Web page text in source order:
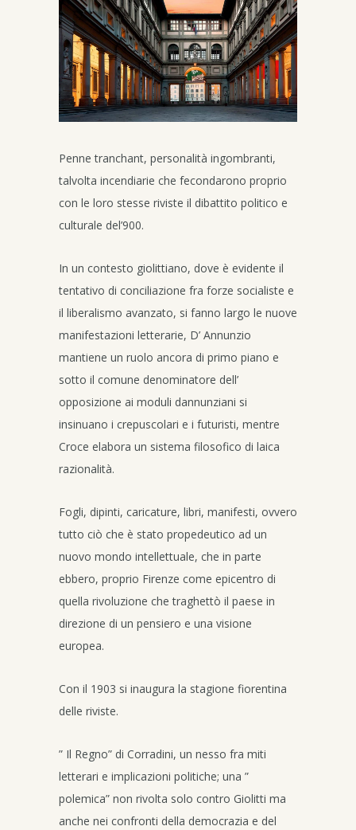
Penne tranchant, personalità ingombranti,
talvolta incendiarie che fecondarono proprio
con le loro stesse riviste il dibattito politico e
culturale del’900.
In un contesto giolittiano, dove è evidente il
tentativo di conciliazione fra forze socialiste e
il liberalismo avanzato, si fanno largo le nuove
manifestazioni letterarie, D’ Annunzio
mantiene un ruolo ancora di primo piano e
sotto il comune denominatore dell’
opposizione ai moduli dannunziani si
insinuano i crepuscolari e i futuristi, mentre
Croce elabora un sistema filosofico di laica
razionalità.
Fogli, dipinti, caricature, libri, manifesti, ovvero
tutto ciò che è stato propedeutico ad un
nuovo mondo intellettuale, che in parte
ebbero, proprio Firenze come epicentro di
quella rivoluzione che traghettò il paese in
direzione di un pensiero e una visione
europea.
Con il 1903 si inaugura la stagione fiorentina
delle riviste.
” Il Regno” di Corradini, un nesso fra miti
letterari e implicazioni politiche; una ”
polemica” non rivolta solo contro Giolitti ma
anche nei confronti della democrazia e del